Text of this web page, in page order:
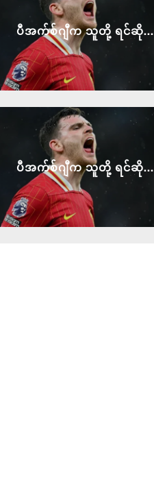
ပီအက်စ်ဂျီက သူတို့ ရင်ဆို...
ပီအက်စ်ဂျီက သူတို့ ရင်ဆို...